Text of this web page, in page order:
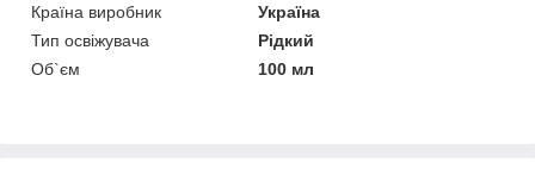
Країна виробник
Україна
Тип освіжувача
Рідкий
Об`єм
100 мл